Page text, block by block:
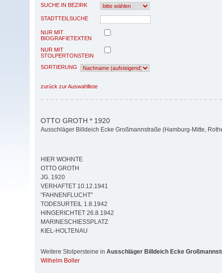
SUCHE IN BEZIRK
STADTTEILSUCHE
NUR MIT
BIOGRAFIETEXTEN
NUR MIT
STOLPERTONSTEIN
SORTIERUNG
zurück zur Auswahlliste
OTTO GROTH * 1920
Ausschläger Billdeich Ecke Großmannstraße (Hamburg-Mitte,
HIER WOHNTE
OTTO GROTH
JG. 1920
VERHAFTET 10.12.1941
"FAHNENFLUCHT"
TODESURTEIL 1.8.1942
HINGERICHTET 26.8.1942
MARINESCHIESSPLATZ
KIEL-HOLTENAU
Weitere Stolpersteine in Ausschläger Billdeich Ecke
Wilhelm Boller